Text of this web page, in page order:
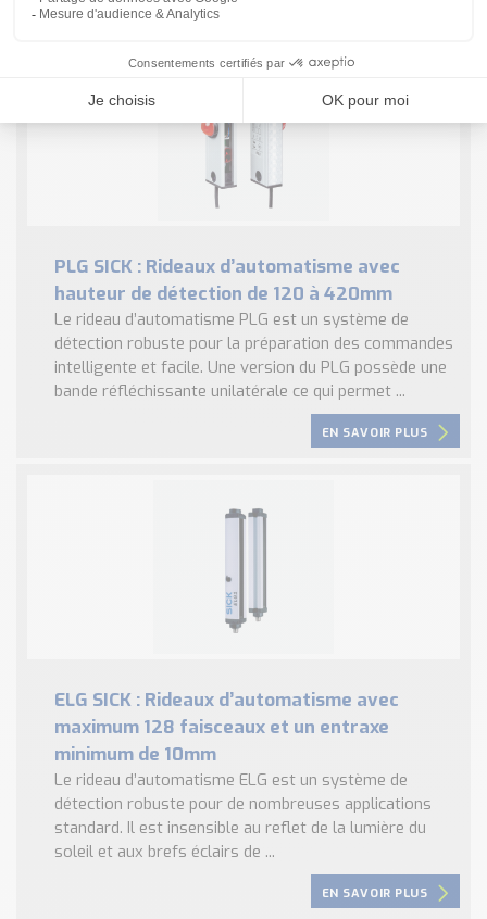
PLG SICK : Rideaux d’automatisme avec
hauteur de détection de 120 à 420mm
Le rideau d’automatisme PLG est un système de
détection robuste pour la préparation des commandes
intelligente et facile. Une version du PLG possède une
bande réfléchissante unilatérale ce qui permet ...
EN SAVOIR PLUS
ELG SICK : Rideaux d’automatisme avec
maximum 128 faisceaux et un entraxe
minimum de 10mm
Le rideau d’automatisme ELG est un système de
détection robuste pour de nombreuses applications
standard. Il est insensible au reflet de la lumière du
soleil et aux brefs éclairs de ...
EN SAVOIR PLUS